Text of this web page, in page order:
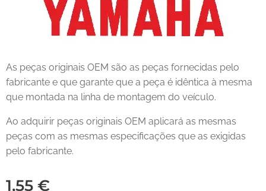
As peças originais OEM são as peças fornecidas pelo
fabricante e que garante que a peça é idêntica à mesma
que montada na linha de montagem do veículo.
Ao adquirir peças originais OEM aplicará as mesmas
peças com as mesmas especificações que as exigidas
pelo fabricante.
1,55 €